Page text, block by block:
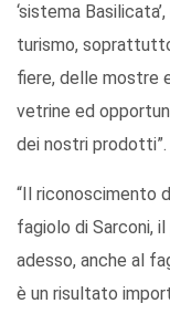
‘sistema
turismo,
fiere, delle mostre
vetrine ed
dei nostri prodotti”.
“Il riconoscimento
fagiolo di Sarconi,
adesso, anche al
è un risultato